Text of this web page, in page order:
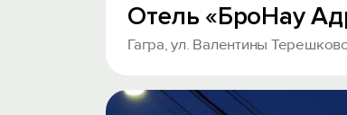
Отель «БроНау
Гагра, ул. Валентины